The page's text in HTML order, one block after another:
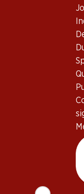
Bon à savoir
Température
8–10 °C